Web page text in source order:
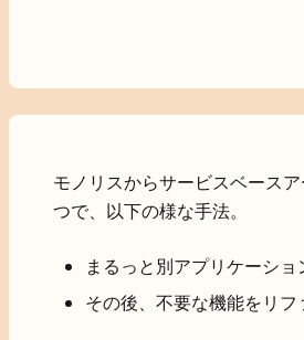
モノリスからサービスベース
つで、以下の様な手法。
まるっと別アプリケーシ
その後、不要な機能をリフ